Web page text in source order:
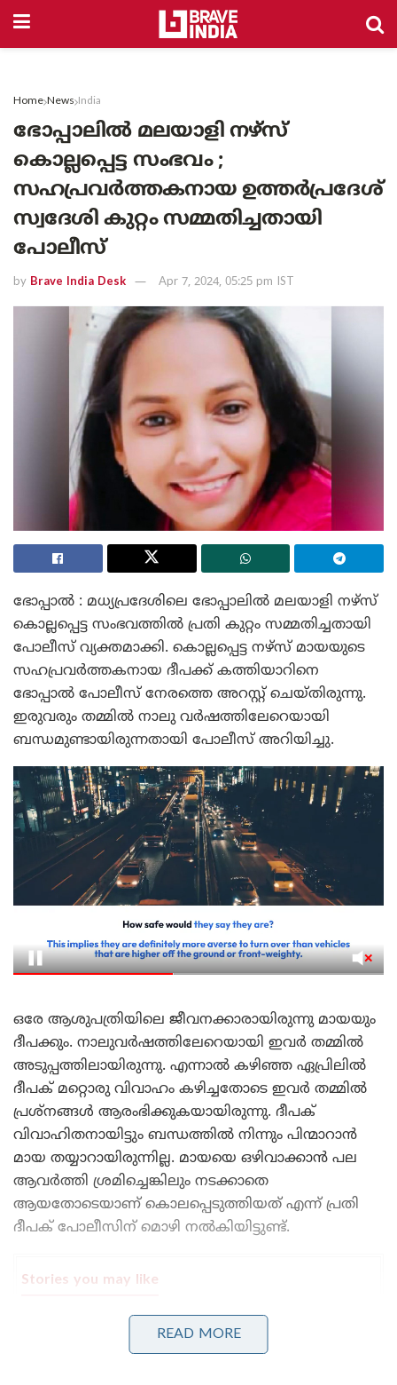
Home News India
ഭോപ്പാലിൽ മലയാളി നഴ്സ്
കൊല്ലപ്പെട്ട സംഭവം ;
സഹപ്രവർത്തകനായ ഉത്തർപ്രദേശ്
സ്വദേശി കുറ്റം സമ്മതിച്ചതായി
പോലീസ്
by Brave India Desk Apr 7, 2024, 05:25 pm IST
ഭോപ്പാൽ : മധ്യപ്രദേശിലെ ഭോപ്പാലിൽ മലയാളി നഴ്സ്
കൊല്ലപ്പെട്ട സംഭവത്തിൽ പ്രതി കുറ്റം സമ്മതിച്ചതായി
പോലീസ് വ്യക്തമാക്കി. കൊല്ലപ്പെട്ട നഴ്സ് മായയുടെ
സഹപ്രവർത്തകനായ ദീപക്ക് കത്തിയാറിനെ
ഭോപ്പാൽ പോലീസ് നേരത്തെ അറസ്റ്റ് ചെയ്തിരുന്നു.
ഇരുവരും തമ്മിൽ നാലു വർഷത്തിലേറെയായി
ബന്ധമുണ്ടായിരുന്നതായി പോലീസ് അറിയിച്ചു.
ഒരേ ആശുപത്രിയിലെ ജീവനക്കാരായിരുന്നു മായയും
ദീപക്കും. നാലുവർഷത്തിലേറെയായി ഇവർ തമ്മിൽ
അടുപ്പത്തിലായിരുന്നു. എന്നാൽ കഴിഞ്ഞ ഏപ്രിലിൽ
ദീപക് മറ്റൊരു വിവാഹം കഴിച്ചതോടെ ഇവർ തമ്മിൽ
പ്രശ്നങ്ങൾ ആരംഭിക്കുകയായിരുന്നു. ദീപക്
വിവാഹിതനായിട്ടും ബന്ധത്തിൽ നിന്നും പിന്മാറാൻ
മായ തയ്യാറായിരുന്നില്ല. മായയെ ഒഴിവാക്കാൻ പല
ആവർത്തി ശ്രമിച്ചെങ്കിലും നടക്കാതെ
ആയതോടെയാണ് കൊലപ്പെടുത്തിയത് എന്ന് പ്രതി
ദീപക് പോലീസിന് മൊഴി നൽകിയിട്ടുണ്ട്.
Stories you may like
മധ്യപൂർവേഷ്യയിൽ പുതിയ ‘ഇസ്ലാമിക് നാറ്റോ’?
തുർക്കി-പാകിസ്താൻ -സൗദി പ്രതിരോധ സഖ്യത്തിൽ
ഈജിപ്തും ചേർന്നേക്കും; സൂക്ഷ്മമായി നിരീക്ഷിച്ച്
READ MORE